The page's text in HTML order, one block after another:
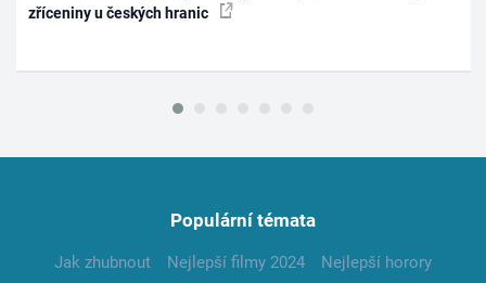
zříceniny u českých hranic
Populární témata
Jak zhubnout Nejlepší filmy 2024
Nejlepší horory